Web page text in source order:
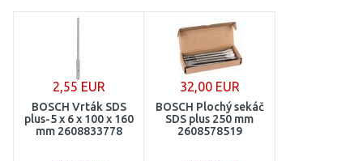
2,55 EUR
BOSCH Vrták SDS
plus-5 x 6 x 100 x 160
mm 2608833778
32,00 EUR
BOSCH Plochý sekáč
SDS plus 250 mm
2608578519